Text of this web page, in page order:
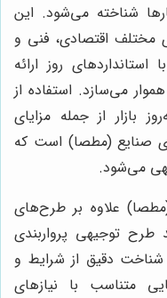
شناخته می‌شود. این
اقتصادی، فنی و
روز ارائه
می‌سازد. استفاده از
بازار از جمله مزایای
صنایع (مطصا) است که
می‌شود.
علاوه بر طرح‌های
توجیهی پرواربندی
شناخت دقیق از شرایط و
متناسب با نیازهای